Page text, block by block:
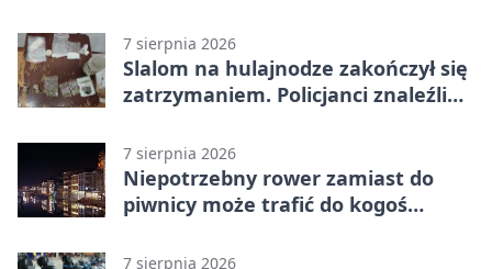
7 sierpnia 2026
Slalom na hulajnodze zakończył się
zatrzymaniem. Policjanci znaleźli
7 sierpnia 2026
Niepotrzebny rower zamiast do
piwnicy może trafić do kogoś
7 sierpnia 2026